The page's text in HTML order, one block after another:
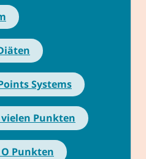
Systems
Punkten
Punkten